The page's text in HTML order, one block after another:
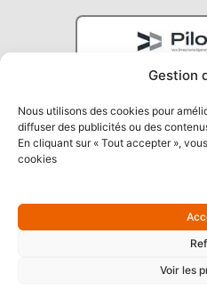
Gestion
Nous utilisons des cookies pour
diffuser des publicités ou des
En cliquant sur « Tout accepter »,
cookies
Voir les